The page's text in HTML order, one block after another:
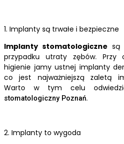
1. Implanty są trwałe i bezpieczne
Implanty stomatologiczne są
przypadku utraty zębów. Przy
higienie jamy ustnej implanty
co jest najważniejszą zaletą
Warto w tym celu
stomatologiczny Poznań.
2. Implanty to wygoda